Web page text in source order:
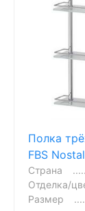
Полка
FBS
Страна
Отделка/
Размер